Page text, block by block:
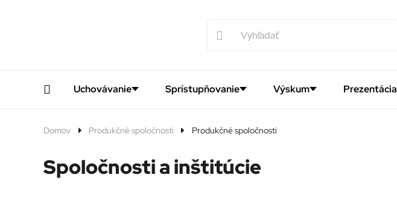
Uchovávanie Sprístupňovanie Výskum Prezentácia
Domov Produkčné spoločnosti Produkčné spoločnosti
Spoločnosti a inštitúcie